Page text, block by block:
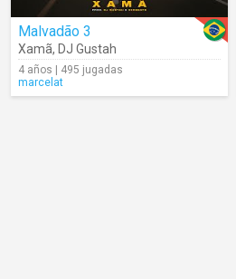
Malvadão 3
Xamã, DJ Gustah
4 años | 495 jugadas
marcelat